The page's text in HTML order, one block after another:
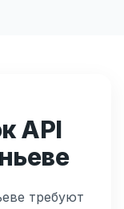
API
требуют